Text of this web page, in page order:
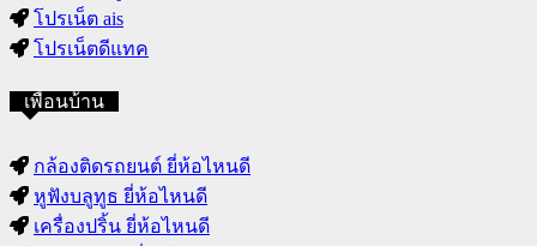
โปรเน็ต ais
โปรเน็ตดีแทค
เพื่อนบ้าน
กล้องติดรถยนต์ ยี่ห้อไหนดี
หูฟังบลูทูธ ยี่ห้อไหนดี
เครื่องปริ้น ยี่ห้อไหนดี